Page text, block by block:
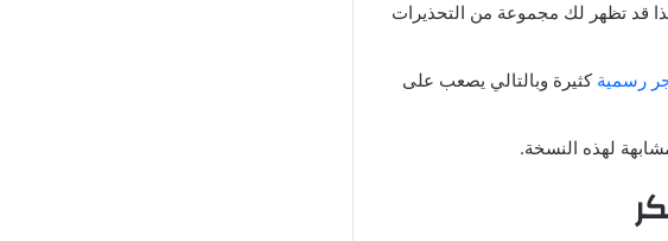
قد تظهر لك مجموعة من التحذيرات
رسمية كثيرة وبالتالي يصعب على
لهذه النسخة.